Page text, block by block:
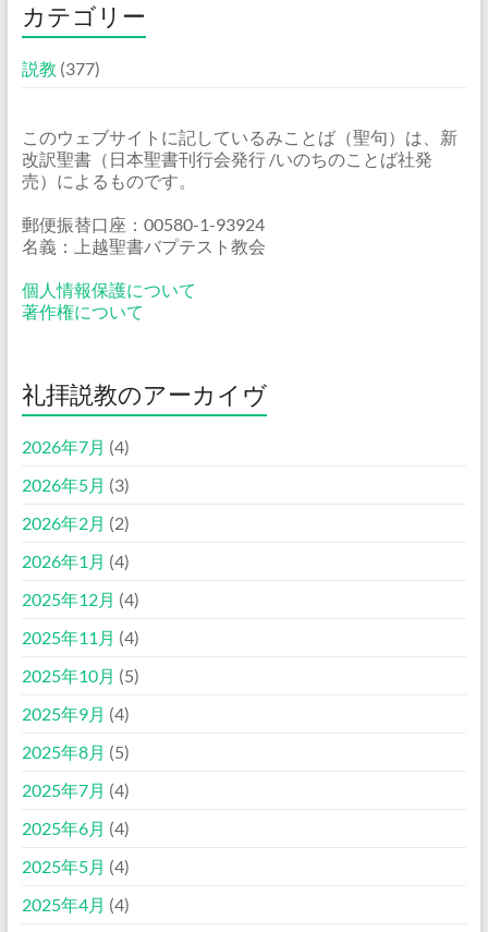
カテゴリー
説教 (377)
このウェブサイトに記しているみことば（聖句）は、新
改訳聖書（日本聖書刊行会発行 /いのちのことば社発
売）によるものです。
郵便振替口座：00580-1-93924
名義：上越聖書バプテスト教会
個人情報保護について
著作権について
礼拝説教のアーカイヴ
2026年7月 (4)
2026年5月 (3)
2026年2月 (2)
2026年1月 (4)
2025年12月 (4)
2025年11月 (4)
2025年10月 (5)
2025年9月 (4)
2025年8月 (5)
2025年7月 (4)
2025年6月 (4)
2025年5月 (4)
2025年4月 (4)